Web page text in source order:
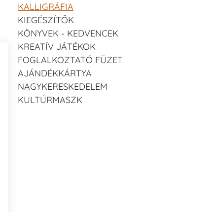
KALLIGRÁFIA
KIEGÉSZÍTŐK
KÖNYVEK - KEDVENCEK
KREATÍV JÁTÉKOK
FOGLALKOZTATÓ FÜZET
AJÁNDÉKKÁRTYA
NAGYKERESKEDELEM
KULTÚRMASZK